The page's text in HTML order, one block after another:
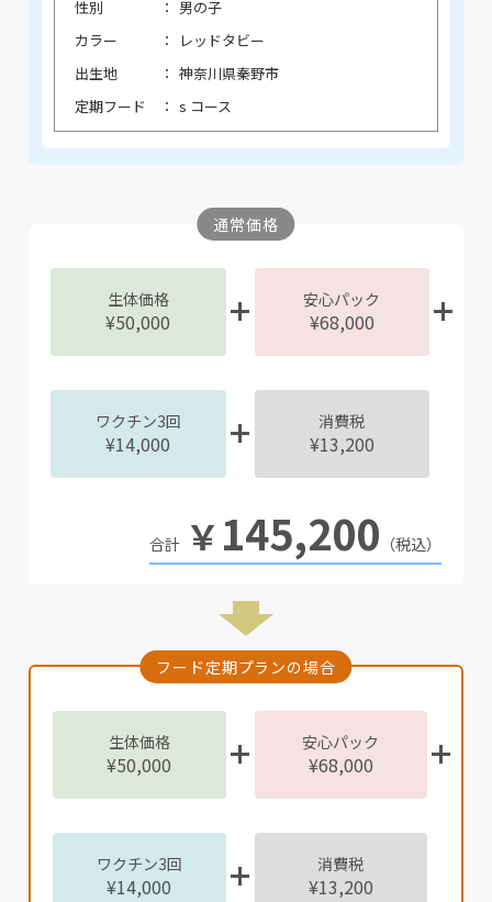
性別
男の子
カラー
レッドタビー
出生地
神奈川県秦野市
定期フード
s コース
通常価格
生体価格
¥50,000
安心パック
¥68,000
ワクチン3回
¥14,000
消費税
¥13,200
￥145,200 （税込）
フード定期プランの場合
生体価格
¥50,000
安心パック
¥68,000
ワクチン3回
¥14,000
消費税
¥13,200